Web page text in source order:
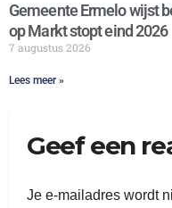
Gemeente Ermelo wijst
op Markt stopt eind 2026
7 augustus 2026
Lees meer »
Geef een
Je e-mailadres wordt